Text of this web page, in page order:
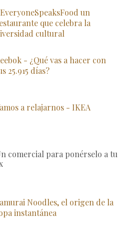
un
que celebra la
cultural
- ¿Qué vas a hacer con
25.915 días?
a relajarnos - IKEA
comercial para ponérselo a tu
Noodles, el origen de la
instantánea